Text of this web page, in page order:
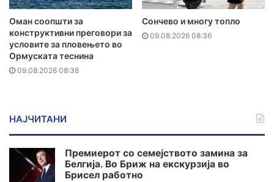
Оман соопшти за
конструктивни преговори за
условите за пловењето во
Ормуската теснина
09.08.2026 08:38
Сончево и многу топло
09.08.2026 08:36
НАЈЧИТАНИ
Премиерот со семејството замина за
Белгија. Во Бриж на екскурзија во
Брисел работно